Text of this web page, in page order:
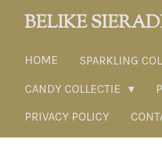
directBELIKE
HOME SPARKLING
CANDY COLLECTIE
PRIVACY POLICY